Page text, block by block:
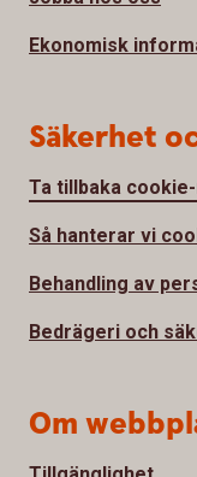
Ekonomisk
Säkerhet
Ta tillbaka
Så hanterar vi
Behandling av
Bedrägeri och
Om